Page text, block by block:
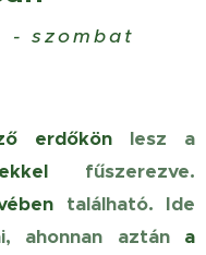
- szombat
erdőkönlesz a
fűszerezve.
található. Ide
ahonnan aztán a